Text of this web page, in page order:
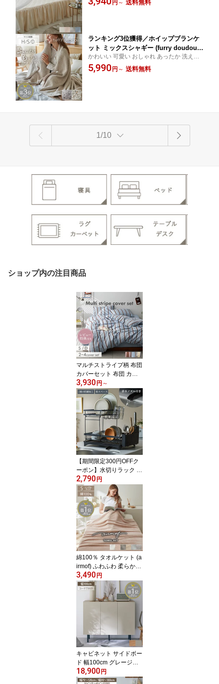
ュアンスカラー フルーエ エレガント ココ
円 ～ 送料無料
ランキング3位獲得／ホイップブランケ
ット ミックスシャギー (furry doudou./
ファーリードゥドゥ) 毛布 あったか あ
たたかい ふわとろ もこもこ ふわふわ
かわいい 可愛い おしゃれ あったか 洗える
洗濯可 寒さ対策 韓国 ココプラッツインテ
リア CocoplatzInterior cocopla cocoplatz
5,990 円 ～ 送料無料
1/10
ショップ内の注目商品
マルチストライプ柄 布団
カバーセット 布団 カバ
ーセット 布団カバー 寝
具 ストライプ カバーリ
ング おしゃれ かわいい
シングル ダブル ベッド
リネン 新生活 一人暮ら
し 韓国インテリア ナチ
ュラル 敷き布団 マット
レス カバー
3,930 円 ～
【期間限定300円OFFク
ーポン】水切りラック 2
段 水切り ラック シンプ
ル キッチン 台所 水切り
かご 幅47 奥行30.5 黒 ブ
ラック 食器 収納 食器洗
い シンプル シンク上 ス
リム スタイリッシュ コ
ンパクト 省スペース 新
生活 一人暮らし ファミ
リー 家族 片付け 整理 ◆
2,790 円
綿100％ タオルケット (a
irmof) ふわふわ 柔らかい
コットン 綿 100％ 無地
おしゃれ プチギフト 中
厚手 ふんわり かわいい
ニュアンス シングル 140
くすみカラー エアモフ
3,490 円
キャビネット サイドボー
ド 幅100cm グレージュ
ツートン 木目調 家具 収
納 インテリア 脚付き 大
18,900 円